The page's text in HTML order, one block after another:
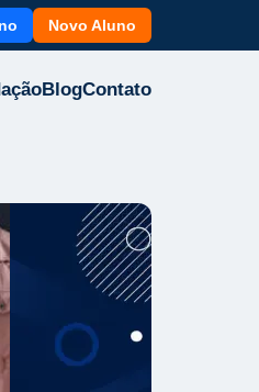
Novo Aluno
BlogContato